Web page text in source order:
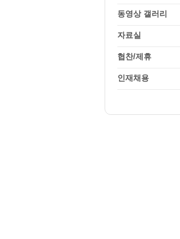
동영상 갤러리
자료실
협찬/제휴
인재채용